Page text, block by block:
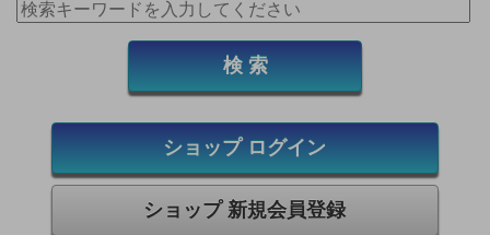
ショップ ログイン
ショップ 新規会員登録